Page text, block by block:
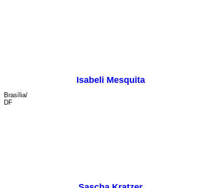
Isabeli Mesquita
Brasília/
DF